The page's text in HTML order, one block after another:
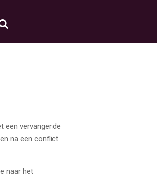
een vervangende
na een conflict
naar het